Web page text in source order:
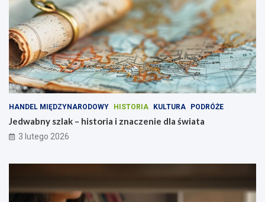
HANDEL MIĘDZYNARODOWY HISTORIA KULTURA PODRÓŻE
Jedwabny szlak – historia i znaczenie dla świata
3 lutego 2026